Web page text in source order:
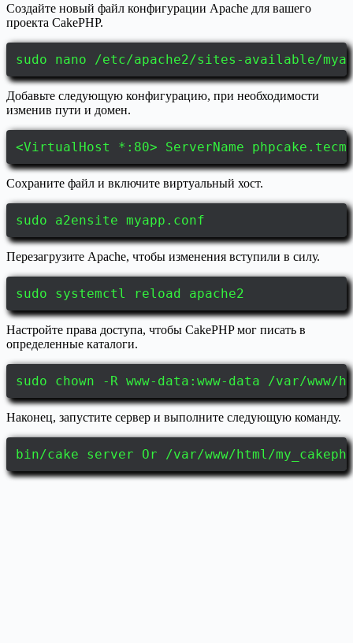
Создайте новый файл конфигурации Apache для вашего
проекта CakePHP.
sudo nano /etc/apache2/sites-available/
Добавьте следующую конфигурацию, при необходимости
изменив пути и домен.
<VirtualHost *:80> ServerName
Сохраните файл и включите виртуальный хост.
sudo a2ensite myapp.conf
Перезагрузите Apache, чтобы изменения вступили в силу.
sudo systemctl reload apache2
Настройте права доступа, чтобы CakePHP мог писать в
определенные каталоги.
sudo chown -R www-data:www-data /var/www/
Наконец, запустите сервер и выполните следующую команду.
bin/cake server Or /var/www/html/